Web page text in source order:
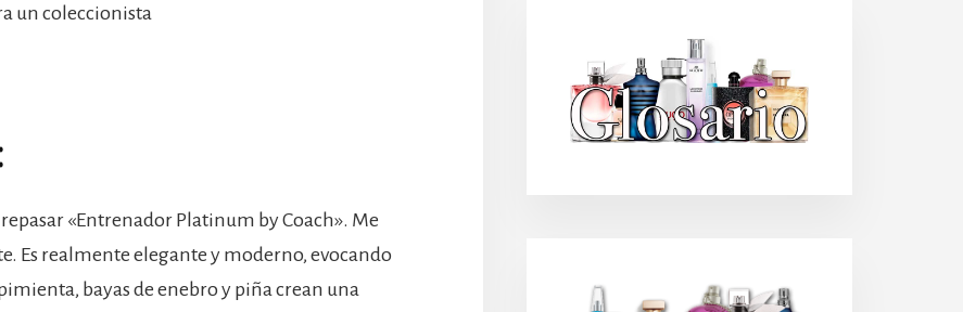
un coleccionista
«Entrenador Platinum by Coach». Me
Es realmente elegante y moderno, evocando
bayas de enebro y piña crean una